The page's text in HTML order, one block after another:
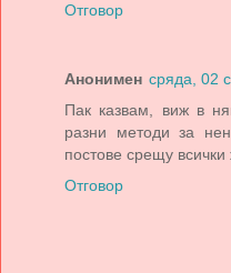
Отговор
Анонимен сряда, 02
Пак казвам, виж в
разни методи за
постове срещу
Отговор